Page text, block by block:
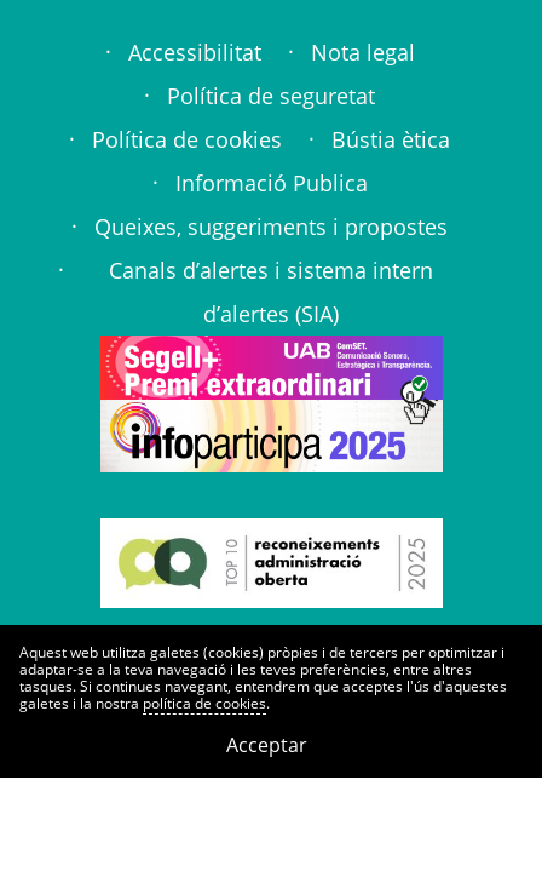
Footer linksAccessibilitat
Nota legal
Política de seguretat
Política de cookies
Bústia ètica
Informació Publica
Queixes, suggeriments i propostes
Canals d’alertes i sistema intern
d’alertes (SIA)
Aquest web utilitza galetes (cookies) pròpies i de tercers per optimitzar i
adaptar-se a la teva navegació i les teves preferències, entre altres
tasques. Si continues navegant, entendrem que acceptes l'ús d'aquestes
galetes i la nostra política de cookies.
Acceptar